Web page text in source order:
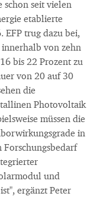
schon seit vielen
etablierte
EFP trug dazu bei,
von zehn
bis 22 Prozent zu
von 20 auf 30
die
Photovoltaik
müssen die
in
Forschungsbedarf
und
ergänzt Peter